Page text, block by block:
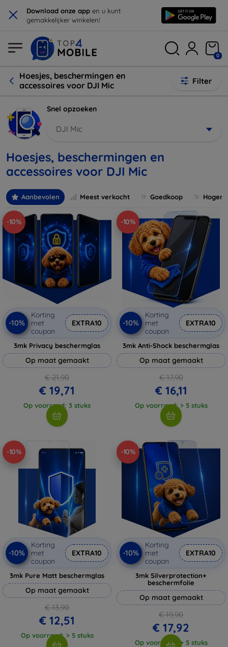
× Download onze app en u kunt
gemakkelijker winkelen!
0
Hoesjes, beschermingen en
accessoires voor DJI Mic
Filter
Snel opzoeken
DJI Mic
Hoesjes, beschermingen en
accessoires voor DJI Mic
Aanbevolen Meest verkocht Goedkoop
-10%
-10%
Korting
met
coupon
EXTRA10
3mk Privacy beschermglas
Op maat gemaakt
€ 21,90
€ 19,71
Op voorraad: 3 stuks
-10%
-10%
Korting
met
coupon
EXTRA10
3mk Anti-Shock beschermglas
Op maat gemaakt
€ 17,90
€ 16,11
Op voorraad: > 5 stuks
-10%
-10%
Korting
met
coupon
EXTRA10
3mk Pure Matt beschermglas
Op maat gemaakt
€ 13,90
€ 12,51
Op voorraad: > 5 stuks
-10%
-10%
Korting
met
coupon
EXTRA10
3mk Silverprotection+
beschermfolie
Op maat gemaakt
€ 19,90
€ 17,92
Op voorraad: > 5 stuks